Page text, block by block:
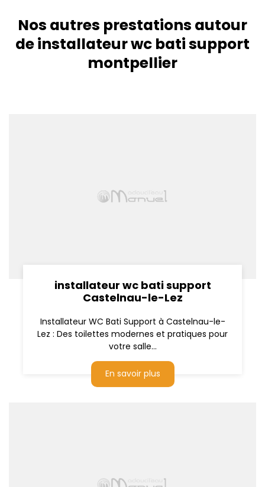
Nos autres prestations autour
de installateur wc bati support
montpellier
installateur wc bati support
Castelnau-le-Lez
Installateur WC Bati Support à Castelnau-le-
Lez : Des toilettes modernes et pratiques pour
votre salle...
En savoir plus